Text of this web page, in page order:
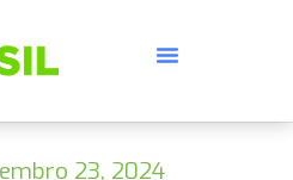
23, 2024